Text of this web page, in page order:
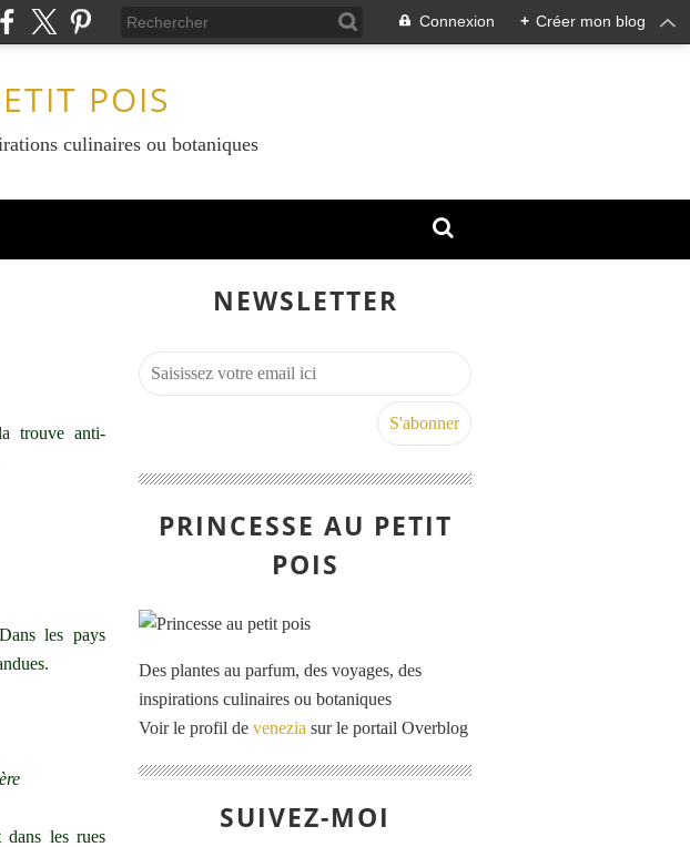
Connexion + Créer mon blog
POIS
culinaires ou botaniques
trouve anti-
les pays
les rues
NEWSLETTER
PRINCESSE AU PETIT
POIS
Des plantes au parfum, des voyages, des
inspirations culinaires ou botaniques
Voir le profil de venezia sur le portail Overblog
SUIVEZ-MOI